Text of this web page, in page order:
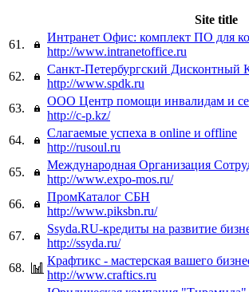
Site title
61.
Интранет Офис: комплект ПО для
http://www.intranetoffice.ru
62.
Санкт-Петербургский Дисконтный
http://www.spdk.ru
63.
ООО Центр помощи инвалидам и
http://c-p.kz/
64.
Слагаемые успеха в online и offline
http://rusoul.ru
65.
Международная Организация
http://www.expo-mos.ru/
66.
ПромКаталог СБН
http://www.piksbn.ru/
67.
Ssyda.RU-кредиты на развитие
http://ssyda.ru/
68.
Крафтикс - мастерская вашего
http://www.craftics.ru